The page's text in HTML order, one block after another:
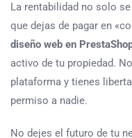
La rentabilidad no solo
que dejas de pagar en
diseño web en
activo de tu propiedad.
plataforma y tienes
permiso a nadie.
No dejes el futuro de tu